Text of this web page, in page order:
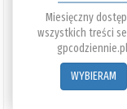
Miesięczny
wszystkich treści
WYBIERAM